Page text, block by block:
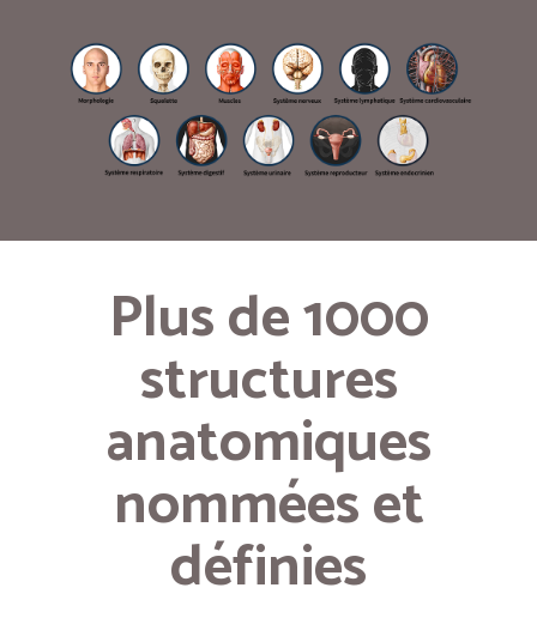
Plus de 1000
structures
anatomiques
nommées et
définies